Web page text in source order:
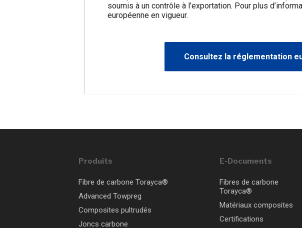
soumis à un contrôle à l’exportation. Pour plus
européenne en vigueur.
Consultez la réglementation
Produits
Fibre de carbone Torayca®
Advanced Towpreg
Composites pultrudés
Joncs carbone
E-Documents
Fibres de carbone
Torayca®
Matériaux composites
Certifications